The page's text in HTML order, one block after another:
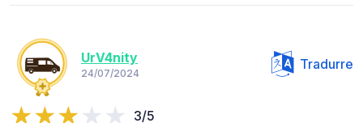
UrV4nity
24/07/2024
Tradurre
3/5